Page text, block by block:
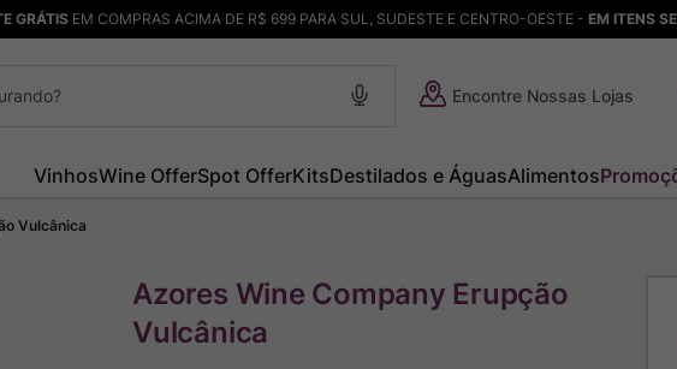
GRÁTISEM COMPRAS ACIMA DE R$ 699 PARA SUL, SUDESTE E CENTRO-OESTE - EM ITENS
Encontre Nossas Lojas
VinhosWine OfferSpot OfferKitsDestilados e ÁguasAlimentos
Vulcânica
Azores Wine Company Erupção
Vulcânica